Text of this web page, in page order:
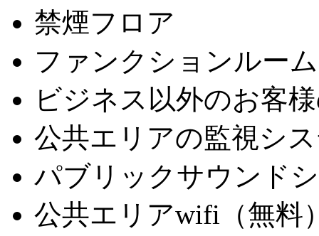
禁煙フロア
ファンクションルーム
ビジネス以外のお客
公共エリアの監視シ
パブリックサウンド
公共エリアwifi（無料